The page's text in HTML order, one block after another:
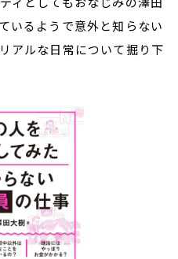
いるようで意外と知らない
アルな日常について掘り下